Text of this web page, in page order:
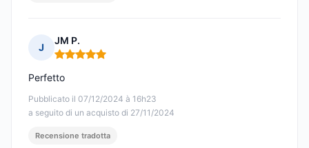
J
JM P.
Nota: 5 su 5
Pubblicato il 07/12/2024 à 16h23
a seguito di un acquisto di 27/11/2024
Perfetto
Recensione tradotta